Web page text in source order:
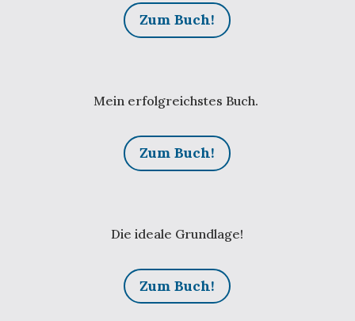
Zum Buch!
Mein erfolgreichstes Buch.
Zum Buch!
Die ideale Grundlage!
Zum Buch!